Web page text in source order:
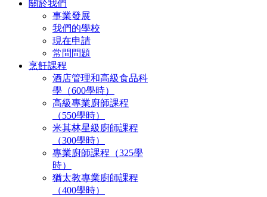
關於我們
事業發展
我們的學校
現在申請
常問問題
烹飪課程
酒店管理和高級食品科
學（600學時）
高級專業廚師課程
（550學時）
米其林星級廚師課程
（300學時）
專業廚師課程（325學
時）
猶太教專業廚師課程
（400學時）